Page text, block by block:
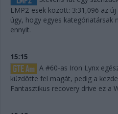
LMP2-esek között: 3:31,096 az
úgy, hogy egyes kategóriatársak
ennyit.
15:15
A #60-as Iron Lynx
küzdötte fel magát, pedig a
Fantasztikus recovery drive ez a